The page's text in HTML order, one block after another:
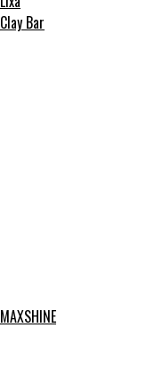
Clay Bar
MAXSHINE